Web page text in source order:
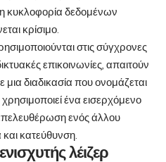
κυκλοφορία δεδομένων
κρίσιμο.
στις σύγχρονες
επικοινωνίες, απαιτούν
μια διαδικασία που ονομάζεται
ένα εισερχόμενο
ενός άλλου
και κατεύθυνση.
λέιζερ